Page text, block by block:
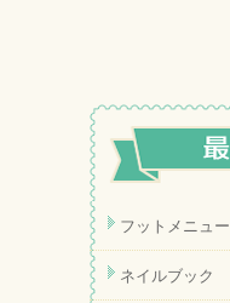
フットメニュー
ネイルブック